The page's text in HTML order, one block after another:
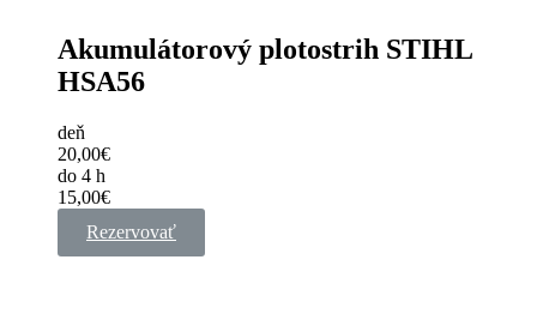
Akumulátorový plotostrih STIHL
HSA56
deň
20,00€
do 4 h
15,00€
Rezervovať